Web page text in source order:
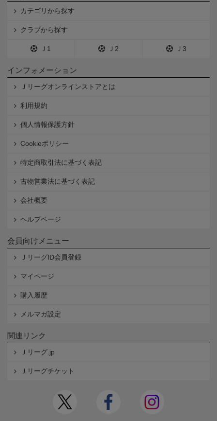
カテゴリから探す
クラブから探す
Ｊ1 Ｊ2 Ｊ3
インフォメーション
Ｊリーグオンラインストアとは
利用規約
個人情報保護方針
Cookieポリシー
特定商取引法に基づく表記
古物営業法に基づく表記
会社概要
ヘルプページ
会員向けメニュー
ＪリーグID会員登録
マイページ
購入履歴
メルマガ設定
関連リンク
Ｊリーグ.jp
Ｊリーグチケット